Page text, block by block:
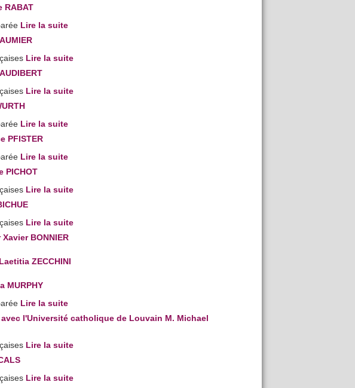
RABAT
Lire la suite
Lire la suite
Lire la suite
Lire la suite
PFISTER
Lire la suite
PICHOT
Lire la suite
Lire la suite
BONNIER
ZECCHINI
MURPHY
Lire la suite
l'Université catholique de Louvain M. Michael
Lire la suite
Lire la suite